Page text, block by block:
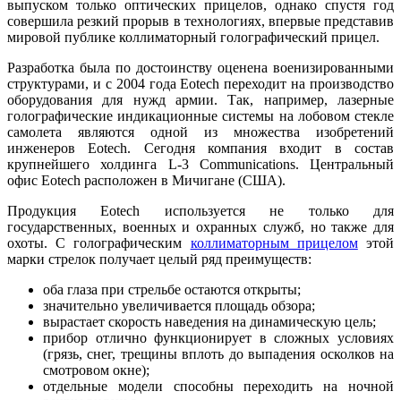
выпуском только оптических прицелов, однако спустя год
совершила резкий прорыв в технологиях, впервые представив
мировой публике коллиматорный голографический прицел.
Разработка была по достоинству оценена военизированными
структурами, и с 2004 года Eotech переходит на производство
оборудования для нужд армии. Так, например, лазерные
голографические индикационные системы на лобовом стекле
самолета являются одной из множества изобретений
инженеров Eotech. Сегодня компания входит в состав
крупнейшего холдинга L-3 Communications. Центральный
офис Eotech расположен в Мичигане (США).
Продукция Eotech используется не только для
государственных, военных и охранных служб, но также для
охоты. С голографическим коллиматорным прицеломэтой
марки стрелок получает целый ряд преимуществ:
оба глаза при стрельбе остаются открыты;
значительно увеличивается площадь обзора;
вырастает скорость наведения на динамическую цель;
прибор отлично функционирует в сложных условиях
(грязь, снег, трещины вплоть до выпадения осколков на
смотровом окне);
отдельные модели способны переходить на ночной